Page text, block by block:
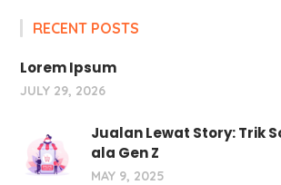
RECENT POSTS
Lorem Ipsum
JULY 29, 2026
Jualan Lewat Story: Trik
ala Gen Z
MAY 9, 2025